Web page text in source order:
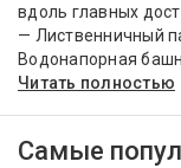
вдоль главных
— Лиственничный
Водонапорная
Читать полностью
Самые